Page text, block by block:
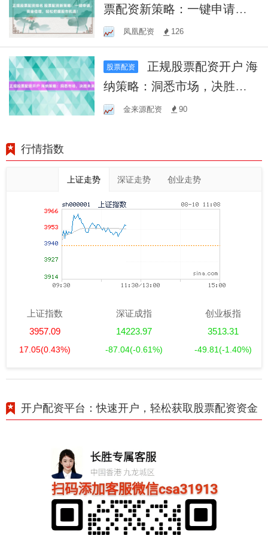
票配资新策略：一键申请，
资金倍增，轻松把握股市机
遇！
凤凰配资 126
股票配资
纳策略：洞悉市场，决胜未
来
金来源配资 90
行情指数
上证走势 深证走势 创业走势
上证指数
3957.09
17.05(0.43%)
深证成指
14223.97
-87.04(-0.61%)
创业板指
3513.31
-49.81(-1.40%)
开户配资平台：快速开户，轻松获取股票配资资金